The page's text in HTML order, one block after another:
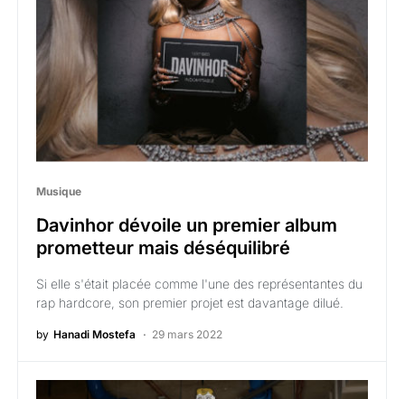
Musique
Davinhor dévoile un premier album
prometteur mais déséquilibré
Si elle s'était placée comme l'une des représentantes du
rap hardcore, son premier projet est davantage dilué.
by Hanadi Mostefa 29 mars 2022